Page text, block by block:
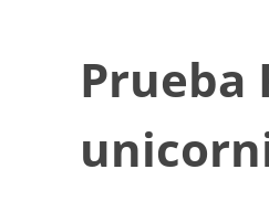
Prueba